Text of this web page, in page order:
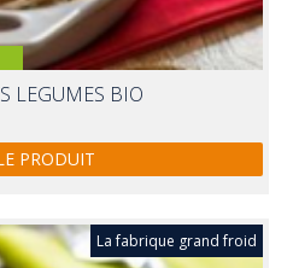
LEGUMES BIO
PRODUIT
La fabrique grand froid